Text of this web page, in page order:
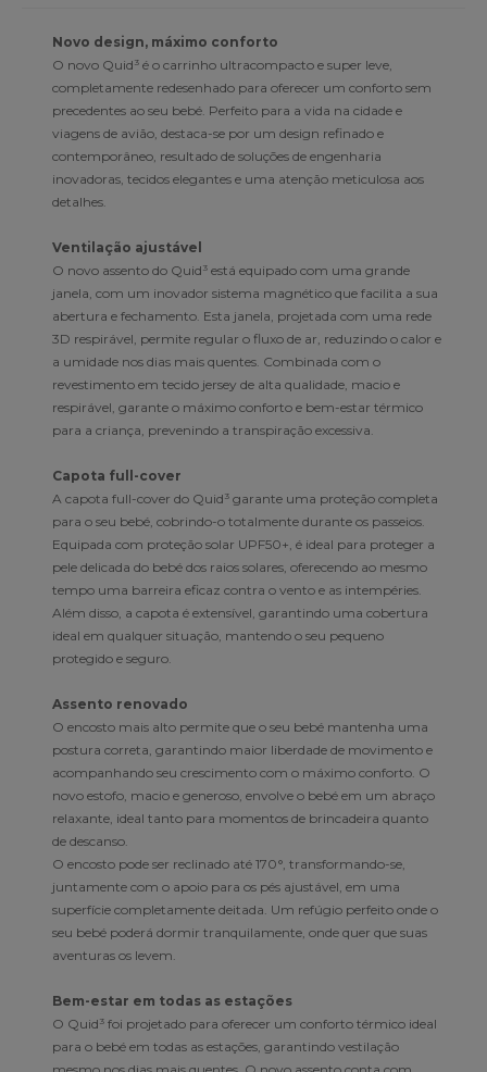
Novo design, máximo conforto
O novo Quid³ é o carrinho ultracompacto e super leve,
completamente redesenhado para oferecer um conforto sem
precedentes ao seu bebé. Perfeito para a vida na cidade e
viagens de avião, destaca-se por um design refinado e
contemporâneo, resultado de soluções de engenharia
inovadoras, tecidos elegantes e uma atenção meticulosa aos
detalhes.
Ventilação ajustável
O novo assento do Quid³ está equipado com uma grande
janela, com um inovador sistema magnético que facilita a sua
abertura e fechamento. Esta janela, projetada com uma rede
3D respirável, permite regular o fluxo de ar, reduzindo o calor e
a umidade nos dias mais quentes. Combinada com o
revestimento em tecido jersey de alta qualidade, macio e
respirável, garante o máximo conforto e bem-estar térmico
para a criança, prevenindo a transpiração excessiva.
Capota full-cover
A capota full-cover do Quid³ garante uma proteção completa
para o seu bebé, cobrindo-o totalmente durante os passeios.
Equipada com proteção solar UPF50+, é ideal para proteger a
pele delicada do bebé dos raios solares, oferecendo ao mesmo
tempo uma barreira eficaz contra o vento e as intempéries.
Além disso, a capota é extensível, garantindo uma cobertura
ideal em qualquer situação, mantendo o seu pequeno
protegido e seguro.
Assento renovado
O encosto mais alto permite que o seu bebé mantenha uma
postura correta, garantindo maior liberdade de movimento e
acompanhando seu crescimento com o máximo conforto. O
novo estofo, macio e generoso, envolve o bebé em um abraço
relaxante, ideal tanto para momentos de brincadeira quanto
de descanso.
O encosto pode ser reclinado até 170°, transformando-se,
juntamente com o apoio para os pés ajustável, em uma
superfície completamente deitada. Um refúgio perfeito onde o
seu bebé poderá dormir tranquilamente, onde quer que suas
aventuras os levem.
Bem-estar em todas as estações
O Quid³ foi projetado para oferecer um conforto térmico ideal
para o bebé em todas as estações, garantindo vestilação